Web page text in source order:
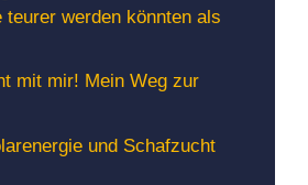
teurer werden könnten als
mit mir! Mein Weg zur
und Schafzucht